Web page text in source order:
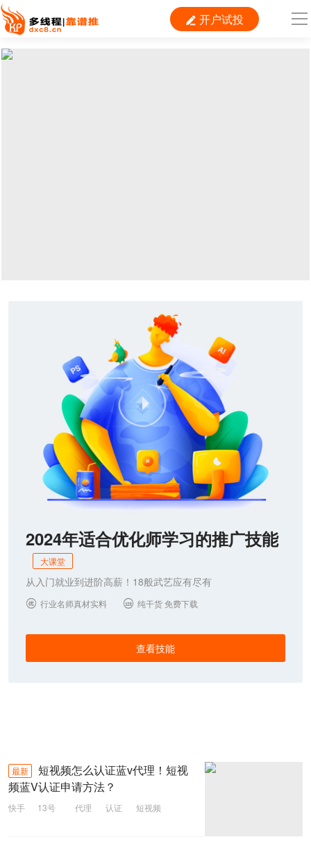
 开户试投
导
联系我们
2024年适合优化师学习的推广技能
大课堂
从入门就业到进阶高薪！18般武艺应有尽有
 行业名师真材实料  纯干货 免费下载
查看技能
最新
短视频怎么认证蓝v代理！短视
频蓝V认证申请方法？
快手 13号 代理 认证 短视频